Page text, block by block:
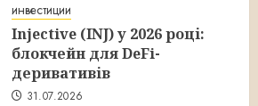
инвестиции
Injective (INJ) у 2026 році:
блокчейн для DeFi-
деривативів
31.07.2026